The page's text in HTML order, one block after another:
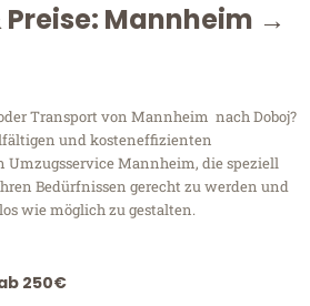
Mannheim →
Transport von Mannheim nach Doboj?
und kosteneffizienten
Umzugsservice Mannheim, die speziell
Bedürfnissen gerecht zu werden und
wie möglich zu gestalten.
250€